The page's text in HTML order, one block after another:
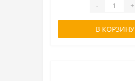
- +
В КОРЗИНУ